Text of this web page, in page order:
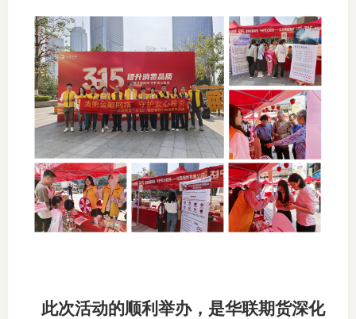
此次活动的顺利举办，是华联期货深化